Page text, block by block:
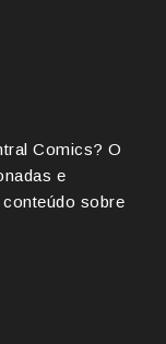
Comics? O
e
sobre